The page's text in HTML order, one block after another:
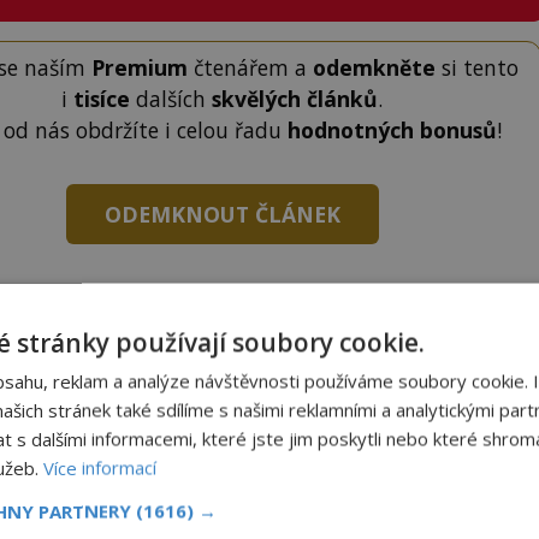
naším Premium čtenářem a odemkněte si tento
i tisíce dalšíchskvělých článků.
od nás obdržíte i celou řadu hodnotných bonusů!
ODEMKNOUT ČLÁNEK
článek, můžete tak učinit zasláním jediné SMS.
opíšete do následujícího okénka a kliknutím na
jej odemknete.
odešlete na číslo
stránky používají soubory cookie.
reklam a analýze návštěvnosti používáme soubory cookie.
stránek také sdílíme s našimi reklamními a analytickými
s dalšími informacemi, které jste jim poskytli nebo které
Více informací
PARTNERY (1616) →